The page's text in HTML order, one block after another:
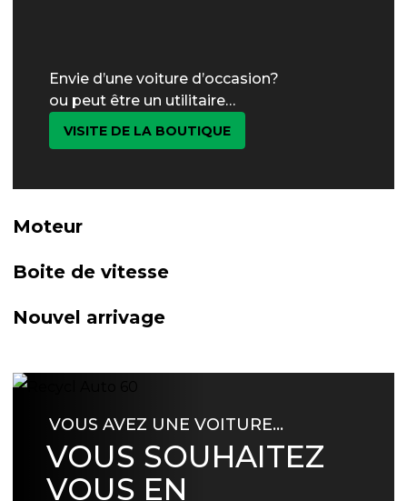
Envie d’une voiture d’occasion?
ou peut être un utilitaire…
VISITE DE LA BOUTIQUE
Moteur
Boite de vitesse
Nouvel arrivage
VOUS AVEZ UNE VOITURE…
VOUS SOUHAITEZ
VOUS EN